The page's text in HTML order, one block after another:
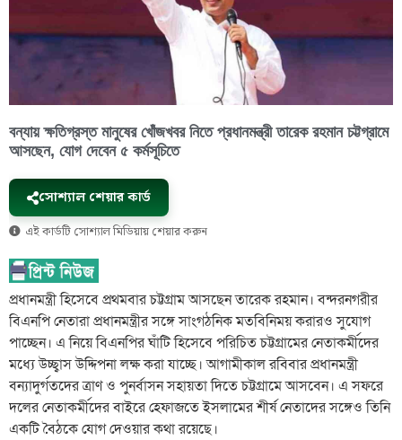
বন্যায় ক্ষতিগ্রস্ত মানুষের খোঁজখবর নিতে প্রধানমন্ত্রী তারেক রহমান চট্টগ্রামে
আসছেন, যোগ দেবেন ৫ কর্মসূচিতে
সোশ্যাল শেয়ার কার্ড
এই কার্ডটি সোশ্যাল মিডিয়ায় শেয়ার করুন
প্রধানমন্ত্রী হিসেবে প্রথমবার চট্টগ্রাম আসছেন তারেক রহমান। বন্দরনগরীর
বিএনপি নেতারা প্রধানমন্ত্রীর সঙ্গে সাংগঠনিক মতবিনিময় করারও সুযোগ
পাচ্ছেন। এ নিয়ে বিএনপির ঘাঁটি হিসেবে পরিচিত চট্টগ্রামের নেতাকর্মীদের
মধ্যে উচ্ছ্বাস উদ্দিপনা লক্ষ করা যাচ্ছে। আগামীকাল রবিবার প্রধানমন্ত্রী
বন্যাদুর্গতদের ত্রাণ ও পুনর্বাসন সহায়তা দিতে চট্টগ্রামে আসবেন। এ সফরে
দলের নেতাকর্মীদের বাইরে হেফাজতে ইসলামের শীর্ষ নেতাদের সঙ্গেও তিনি
একটি বৈঠকে যোগ দেওয়ার কথা রয়েছে।